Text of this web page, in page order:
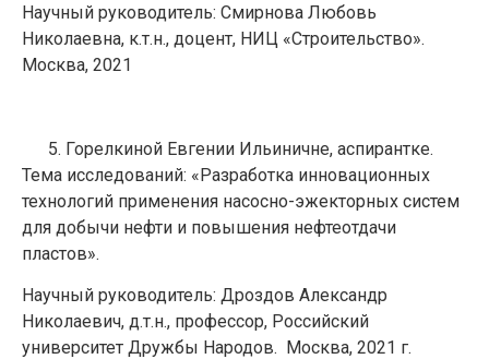
Научный руководитель: Смирнова Любовь
Николаевна, к.т.н., доцент, НИЦ «Строительство».
Москва, 2021
Горелкиной Евгении Ильиничне, аспирантке.
Тема исследований: «Разработка инновационных
технологий применения насосно-эжекторных систем
для добычи нефти и повышения нефтеотдачи
пластов».
Научный руководитель: Дроздов Александр
Николаевич, д.т.н., профессор, Российский
университет Дружбы Народов. Москва, 2021 г.